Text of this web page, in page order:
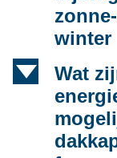
winter
d
Wat